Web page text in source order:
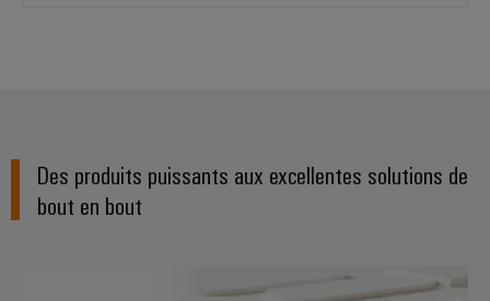
Des produits puissants aux excellentes solutions de
bout en bout
easyConnect - Votre plate-